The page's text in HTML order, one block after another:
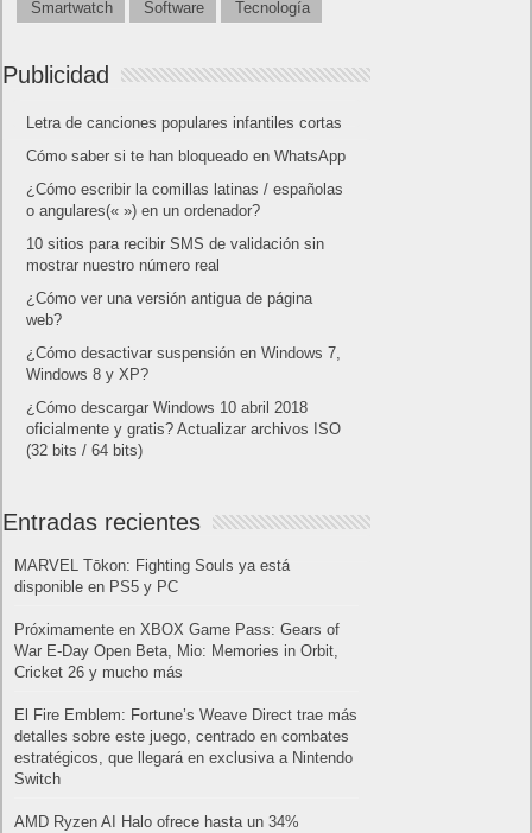
Smartwatch Software Tecnología
Publicidad
Letra de canciones populares infantiles cortas
Cómo saber si te han bloqueado en WhatsApp
¿Cómo escribir la comillas latinas / españolas
o angulares(« ») en un ordenador?
10 sitios para recibir SMS de validación sin
mostrar nuestro número real
¿Cómo ver una versión antigua de página
web?
¿Cómo desactivar suspensión en Windows 7,
Windows 8 y XP?
¿Cómo descargar Windows 10 abril 2018
oficialmente y gratis? Actualizar archivos ISO
(32 bits / 64 bits)
Entradas recientes
MARVEL Tōkon: Fighting Souls ya está
disponible en PS5 y PC
Próximamente en XBOX Game Pass: Gears of
War E-Day Open Beta, Mio: Memories in Orbit,
Cricket 26 y mucho más
El Fire Emblem: Fortune’s Weave Direct trae más
detalles sobre este juego, centrado en combates
estratégicos, que llegará en exclusiva a Nintendo
Switch
AMD Ryzen AI Halo ofrece hasta un 34%